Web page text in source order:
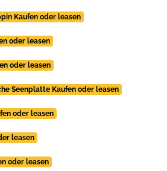
Kaufen oder leasen
oder leasen
oder leasen
Seenplatte Kaufen oder leasen
oder leasen
leasen
oder leasen